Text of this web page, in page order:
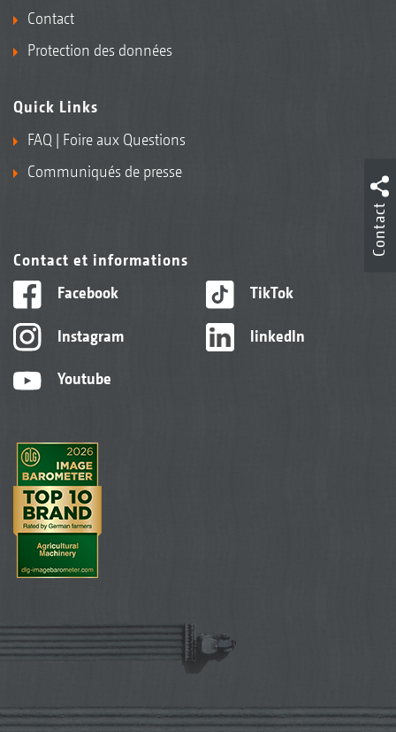
Contact
Protection des données
Quick Links
FAQ | Foire aux Questions
Communiqués de presse
Contact et informations
Facebook
Instagram
Youtube
TikTok
linkedIn
Contact